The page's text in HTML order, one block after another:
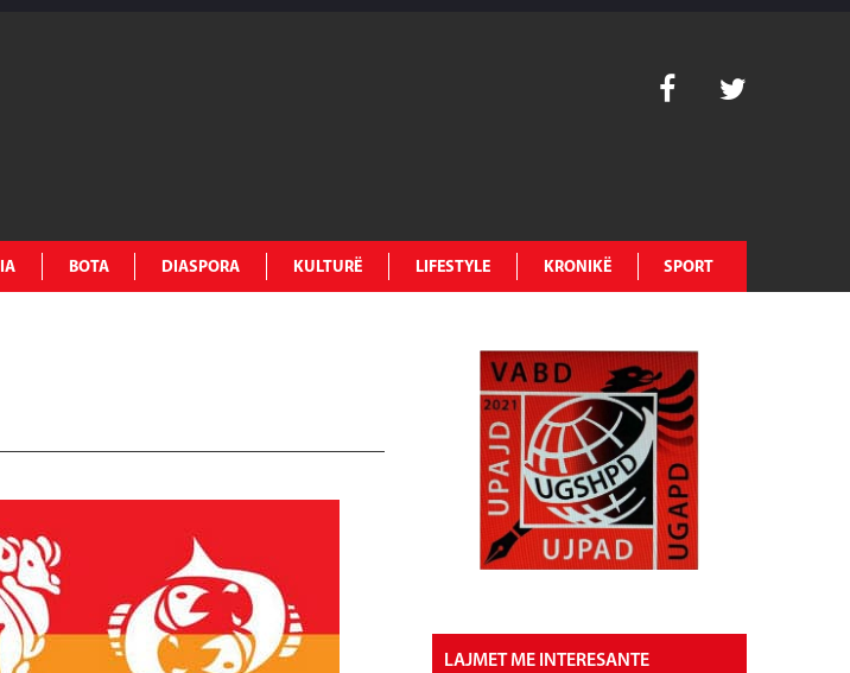
BOTA DIASPORA KULTURË LIFESTYLE KRONIKË SPORT
LAJMET ME INTERESANTE